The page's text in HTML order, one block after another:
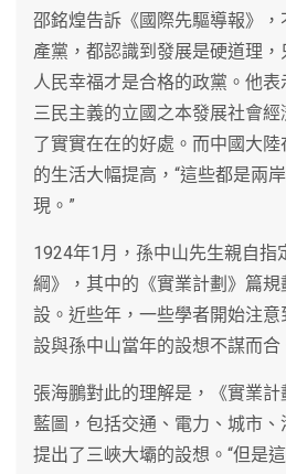
邵銘煌告訴《國際先驅導報》
產黨，都認識到發展是硬道理
人民幸福才是合格的政黨。他
三民主義的立國之本發展社會經
了實實在在的好處。而中國大
的生活大幅提高，“這些都是兩
現。”
1924年1月，孫中山先生親自指
綱》，其中的《實業計劃》篇
設。近些年，一些學者開始注
設與孫中山當年的設想不謀而合
張海鵬對此的理解是，《實業
藍圖，包括交通、電力、城市
提出了三峽大壩的設想。“但是